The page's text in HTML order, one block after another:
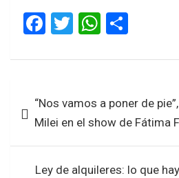
F
ce
o
o
k
T
tt
W
at
A
p
p
ar
de “Nos vamos a poner de
Milei en el show de Fátima
Ley de alquileres: lo que